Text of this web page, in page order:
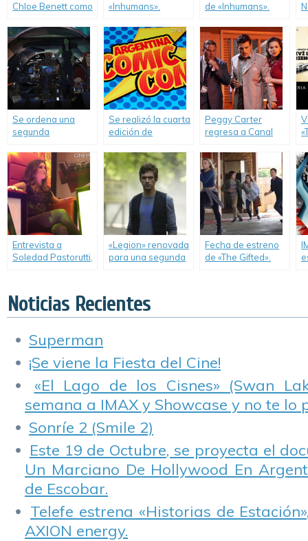
Chloe Benett como
Johnson/Quake.
«Inhumans».
de «Inhumans».
Se ordena una
segunda
serie animada
«Guardianes de la
Galaxia» de Marvel.
Se realizó la cuarta
edición de
Con.
Peggy Carter
regresa a Canal
Entrevista a
Soledad Pastorutti,
Voice».
«Legion» renovada
para una segunda
Fecha de estreno
de «The Gifted».
Noticias Recientes
Superman
¡Se viene la Fiesta del Cine!
«El Lago de los Cisnes» (Swan
semana a IMAX y Showcase y no te lo
Sonríe 2 (Smile 2)
Este 19 de Octubre, se proyecta el
Un Marciano De Hollywood En
de Escobar.
Telefe estrena «Historias de
AXION energy.